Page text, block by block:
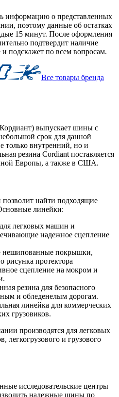
информацию о представленных
поэтому данные об остатках
15 минут. После оформления
подтвердит наличие
подскажет по всем вопросам.
Все товары бренда
выпускает шины с
срок для данной
только внутренний, но и
резина Cordiant поставляется
Европы, а также в США.
найти подходящие
линейки:
легковых машин и
надежное сцепление
покрышки,
рисунка протектора
сцепление на мокром и
резина для безопасного
и обледенелым дорогам.
линейка для коммерческих
грузовиков.
производятся для легковых
легкогрузового и грузового
исследовательские центры
надежные шины по